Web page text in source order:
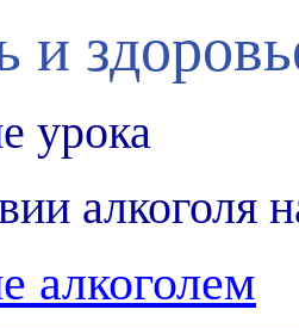
и
урока
алкоголя
алкоголем